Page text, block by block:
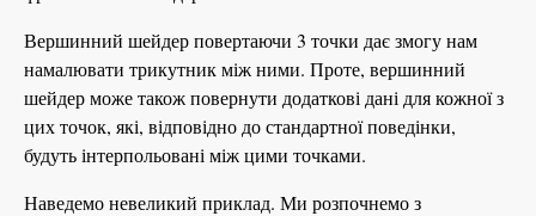
Вершинний шейдер повертаючи 3 точки дає змогу нам
намалювати трикутник між ними. Проте, вершинний
шейдер може також повернути додаткові дані для кожної з
цих точок, які, відповідно до стандартної поведінки,
будуть інтерпольовані між цими точками.
Наведемо невеликий приклад. Ми розпочнемо з